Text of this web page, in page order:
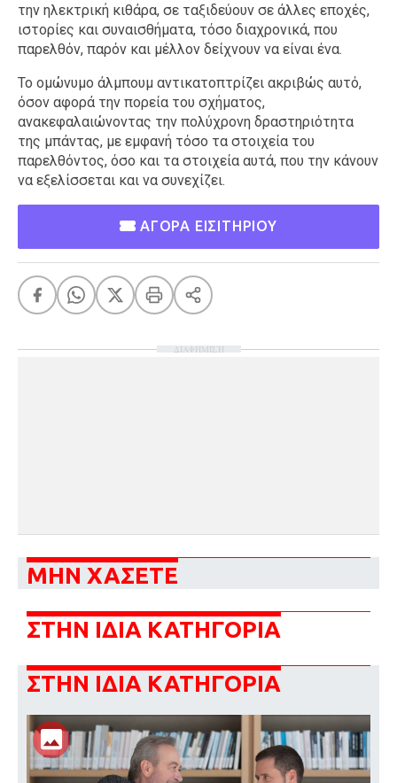
την ηλεκτρική κιθάρα, σε ταξιδεύουν σε άλλες εποχές,
ιστορίες και συναισθήματα, τόσο διαχρονικά, που
παρελθόν, παρόν και μέλλον δείχνουν να είναι ένα.
To ομώνυμο άλμπουμ αντικατοπτρίζει ακριβώς αυτό,
όσον αφορά την πορεία του σχήματος,
ανακεφαλαιώνοντας την πολύχρονη δραστηριότητα
της μπάντας, με εμφανή τόσο τα στοιχεία του
παρελθόντος, όσο και τα στοιχεία αυτά, που την κάνουν
να εξελίσσεται και να συνεχίζει.
ΑΓΟΡΑ ΕΙΣΙΤΗΡΙΟΥ
ΔΙΑΦΗΜΙΣΗ
ΜΗΝ ΧΑΣΕΤΕ
ΣΤΗΝ ΙΔΙΑ ΚΑΤΗΓΟΡΙΑ
ΣΤΗΝ ΙΔΙΑ ΚΑΤΗΓΟΡΙΑ